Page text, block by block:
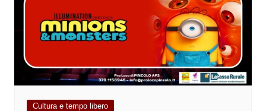
Cultura e tempo libero